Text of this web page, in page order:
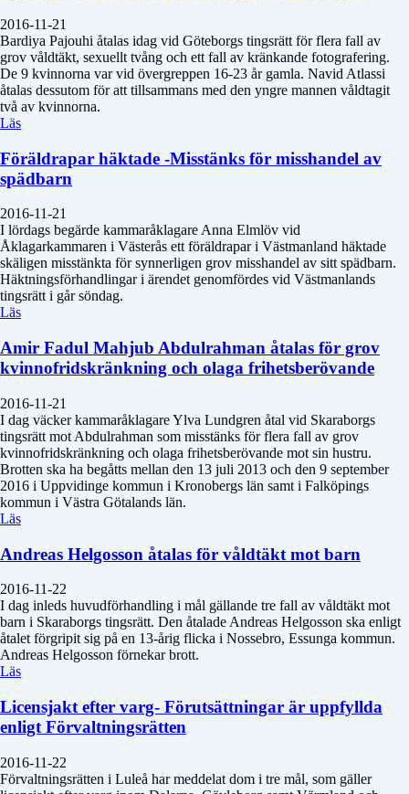
2016-11-21
Bardiya Pajouhi åtalas idag vid Göteborgs tingsrätt för flera fall av
grov våldtäkt, sexuellt tvång och ett fall av kränkande fotografering.
De 9 kvinnorna var vid övergreppen 16-23 år gamla. Navid Atlassi
åtalas dessutom för att tillsammans med den yngre mannen våldtagit
två av kvinnorna.
Läs
Föräldrapar häktade -Misstänks för misshandel av
spädbarn
2016-11-21
I lördags begärde kammaråklagare Anna Elmlöv vid
Åklagarkammaren i Västerås ett föräldrapar i Västmanland häktade
skäligen misstänkta för synnerligen grov misshandel av sitt spädbarn.
Häktningsförhandlingar i ärendet genomfördes vid Västmanlands
tingsrätt i går söndag.
Läs
Amir Fadul Mahjub Abdulrahman åtalas för grov
kvinnofridskränkning och olaga frihetsberövande
2016-11-21
I dag väcker kammaråklagare Ylva Lundgren åtal vid Skaraborgs
tingsrätt mot Abdulrahman som misstänks för flera fall av grov
kvinnofridskränkning och olaga frihetsberövande mot sin hustru.
Brotten ska ha begåtts mellan den 13 juli 2013 och den 9 september
2016 i Uppvidinge kommun i Kronobergs län samt i Falköpings
kommun i Västra Götalands län.
Läs
Andreas Helgosson åtalas för våldtäkt mot barn
2016-11-22
I dag inleds huvudförhandling i mål gällande tre fall av våldtäkt mot
barn i Skaraborgs tingsrätt. Den åtalade Andreas Helgosson ska enligt
åtalet förgripit sig på en 13-årig flicka i Nossebro, Essunga kommun.
Andreas Helgosson förnekar brott.
Läs
Licensjakt efter varg- Förutsättningar är uppfyllda
enligt Förvaltningsrätten
2016-11-22
Förvaltningsrätten i Luleå har meddelat dom i tre mål, som gäller